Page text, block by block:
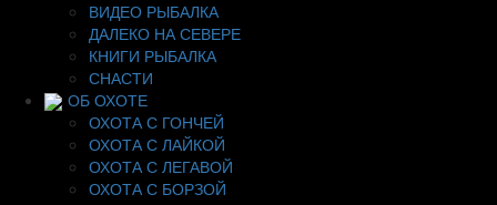
ВИДЕО РЫБАЛКА
ДАЛЕКО НА СЕВЕРЕ
КНИГИ РЫБАЛКА
СНАСТИ
ОБ ОХОТЕ
ОХОТА С ГОНЧЕЙ
ОХОТА С ЛАЙКОЙ
ОХОТА С ЛЕГАВОЙ
ОХОТА С БОРЗОЙ